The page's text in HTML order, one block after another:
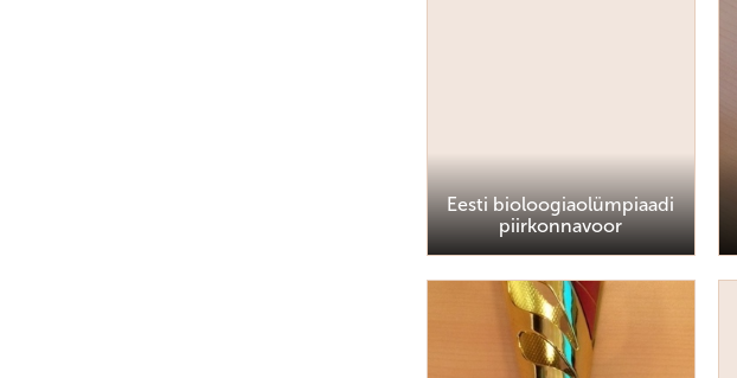
Eesti bioloogiaolümpiaadi
piirkonnavoor